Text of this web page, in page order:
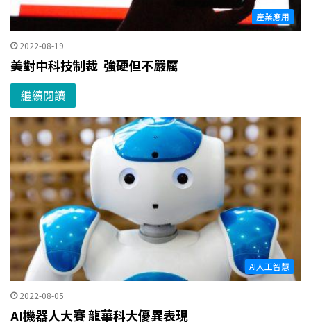
產業應用
2022-08-19
美對中科技制裁 強硬但不嚴厲
繼續閱讀
AI人工智慧
2022-08-05
AI機器人大賽 龍華科大優異表現